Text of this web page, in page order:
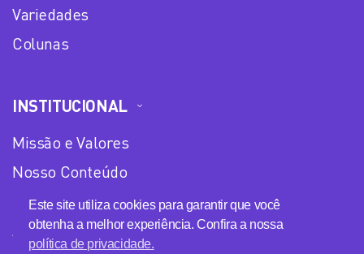
Este site utiliza cookies para garantir que você
obtenha a melhor experiência. Confira a nossa
política de privacidade.
Variedades
Colunas
INSTITUCIONAL
Missão e Valores
Nosso Conteúdo
Equipe
Anuncie no Plena Mulher